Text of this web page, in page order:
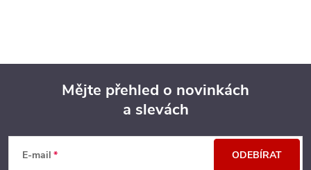
Mějte přehled o novinkách
a slevách
E-mail ODEBÍRAT